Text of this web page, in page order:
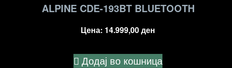
ALPINE CDE-193BT BLUETOOTH
Цена: 14.999,00ден
Додај во кошница